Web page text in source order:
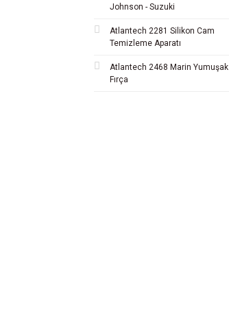
Johnson - Suzuki
Atlantech 2281 Silikon Cam
Temizleme Aparatı
Atlantech 2468 Marin Yumuşak
Fırça